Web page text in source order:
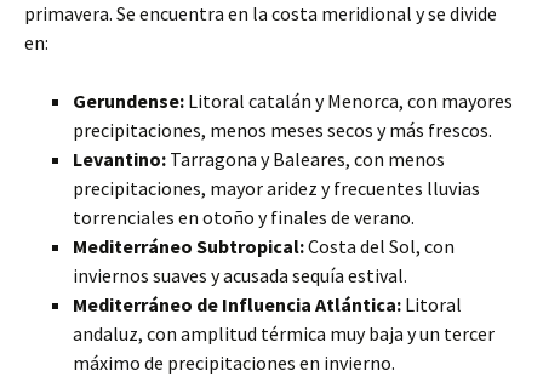
primavera. Se encuentra en la costa meridional y se divide
en:
Gerundense: Litoral catalán y Menorca, con mayores
precipitaciones, menos meses secos y más frescos.
Levantino: Tarragona y Baleares, con menos
precipitaciones, mayor aridez y frecuentes lluvias
torrenciales en otoño y finales de verano.
Mediterráneo Subtropical:Costa del Sol, con
inviernos suaves y acusada sequía estival.
Mediterráneo de Influencia Atlántica: Litoral
andaluz, con amplitud térmica muy baja y un tercer
máximo de precipitaciones en invierno.